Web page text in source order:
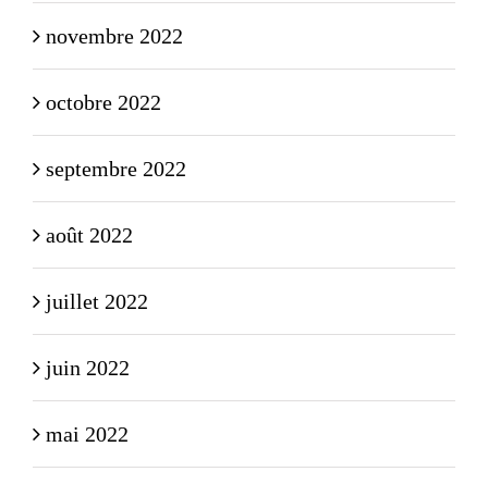
novembre 2022
octobre 2022
septembre 2022
août 2022
juillet 2022
juin 2022
mai 2022